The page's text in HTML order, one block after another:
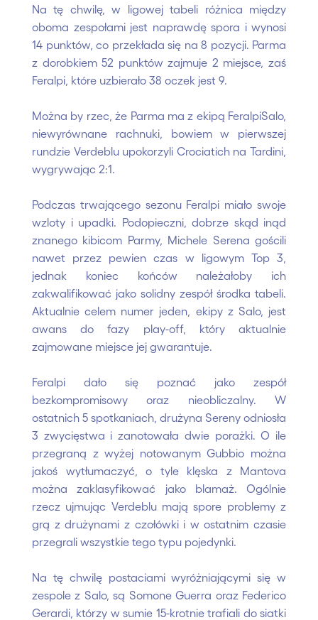
Na tę chwilę, w ligowej tabeli różnica między
oboma zespołami jest naprawdę spora i wynosi
14 punktów, co przekłada się na 8 pozycji. Parma
z dorobkiem 52 punktów zajmuje 2 miejsce, zaś
Feralpi, które uzbierało 38 oczek jest 9.
Można by rzec, że Parma ma z ekipą FeralpiSalo,
niewyrównane rachnuki, bowiem w pierwszej
rundzie Verdeblu upokorzyli Crociatich na Tardini,
wygrywając 2:1.
Podczas trwającego sezonu Feralpi miało swoje
wzloty i upadki. Podopieczni, dobrze skąd inąd
znanego kibicom Parmy, Michele Serena gościli
nawet przez pewien czas w ligowym Top 3,
jednak koniec końców należałoby ich
zakwalifikować jako solidny zespół środka tabeli.
Aktualnie celem numer jeden, ekipy z Salo, jest
awans do fazy play-off, który aktualnie
zajmowane miejsce jej gwarantuje.
Feralpi dało się poznać jako zespół
bezkompromisowy oraz nieobliczalny. W
ostatnich 5 spotkaniach, drużyna Sereny odniosła
3 zwycięstwa i zanotowała dwie porażki. O ile
przegraną z wyżej notowanym Gubbio można
jakoś wytłumaczyć, o tyle klęska z Mantova
można zaklasyfikować jako blamaż. Ogólnie
rzecz ujmując Verdeblu mają spore problemy z
grą z drużynami z czołówki i w ostatnim czasie
przegrali wszystkie tego typu pojedynki.
Na tę chwilę postaciami wyróżniającymi się w
zespole z Salo, są Somone Guerra oraz Federico
Gerardi, którzy w sumie 15-krotnie trafiali do siatki